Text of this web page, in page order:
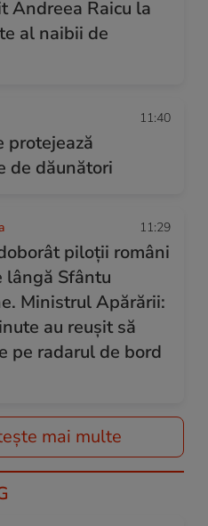
Andreea Raicu la
al naibii de
11:40
protejează
de dăunători
11:29
piloții români
lângă Sfântu
Ministrul Apărării:
au reuşit să
pe radarul de bord
mai multe